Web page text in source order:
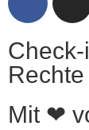
Mit ❤